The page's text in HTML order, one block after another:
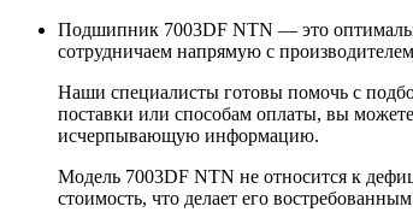
Подшипник 7003DF NTN — это
сотрудничаем напрямую с
Наши специалисты готовы помочь с
поставки или способам оплаты, вы
исчерпывающую информацию.
Модель 7003DF NTN не относится к
стоимость, что делает его